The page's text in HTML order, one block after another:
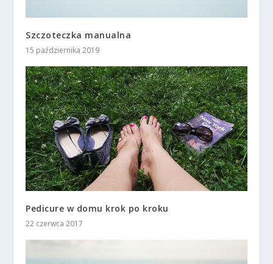
Szczoteczka manualna
15 października 2019
Pedicure w domu krok po kroku
22 czerwca 2017